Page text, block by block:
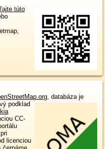
túto
, databáza je
podklad
CC-
licenciou